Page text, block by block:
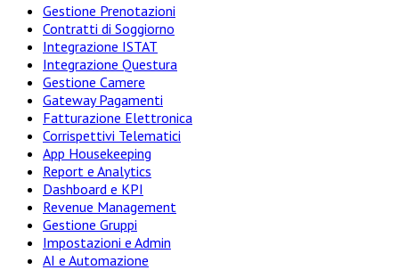
Gestione Prenotazioni
Contratti di Soggiorno
Integrazione ISTAT
Integrazione Questura
Gestione Camere
Gateway Pagamenti
Fatturazione Elettronica
Corrispettivi Telematici
App Housekeeping
Report e Analytics
Dashboard e KPI
Revenue Management
Gestione Gruppi
Impostazioni e Admin
AI e Automazione